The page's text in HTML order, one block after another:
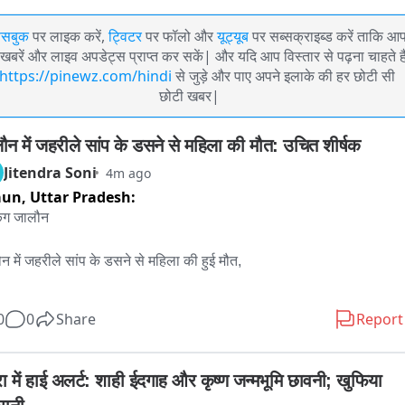
पर लाइक करें, ट्विटर पर फॉलो औरयूट्यूब पर सब्सक्राइब्ड करें ताकि
खबरें और लाइव अपडेट्स प्राप्त कर सकें| और यदि आप विस्तार से पढ़ना चाहते
pinewz.com/hindi से जुड़े और पाए अपने इलाके की हर छोटी सी
छोटी खबर|
में जहरीले सांप के डसने से महिला की मौत: उचित शीर्षक
Jitendra Soni 4m ago
Uttar Pradesh:
जालौन
में जहरीले सांप के डसने से महिला की हुई मौत,
बाद डॉक्टरों ने महिला को किया मृत घोषित,
0 Share Report
में हाई अलर्ट: शाही ईदगाह और कृष्ण जन्मभूमि छावनी; खुफिया